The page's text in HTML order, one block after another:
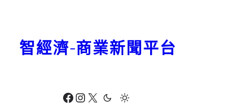
Facebook Instagram X
智經濟-商業新聞平台